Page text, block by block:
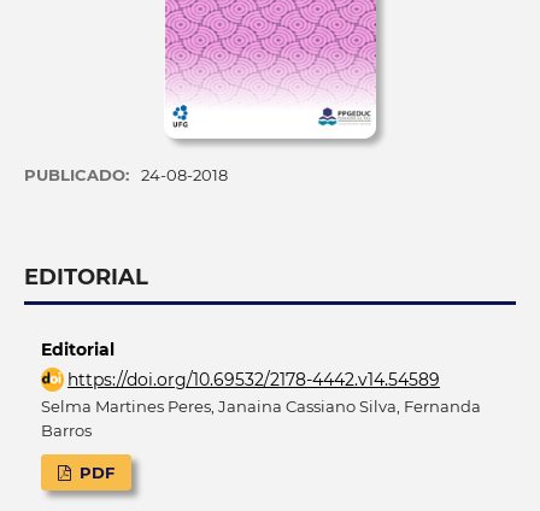
PUBLICADO: 24-08-2018
EDITORIAL
Editorial
https://doi.org/10.69532/2178-4442.v14.54589
Selma Martines Peres, Janaina Cassiano Silva, Fernanda
Barros
PDF